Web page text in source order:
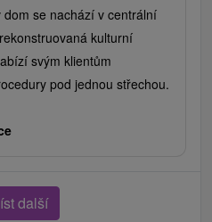
se nachází v centrální
kulturní
svým klientům
pod jednou střechou.
další